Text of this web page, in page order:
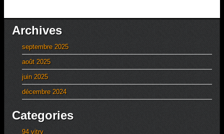
Archives
septembre 2025
août 2025
juin 2025
décembre 2024
Categories
94 vitry